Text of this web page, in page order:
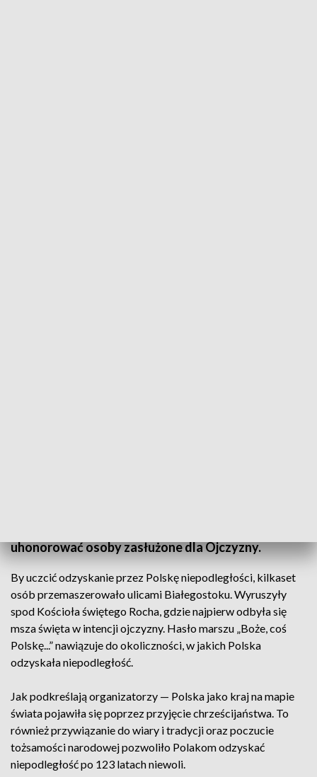
uhonorować osoby zasłużone dla Ojczyzny.
By uczcić odzyskanie przez Polskę niepodległości, kilkaset
osób przemaszerowało ulicami Białegostoku. Wyruszyły
spod Kościoła świętego Rocha, gdzie najpierw odbyła się
msza święta w intencji ojczyzny. Hasło marszu „Boże, coś
Polskę...” nawiązuje do okoliczności, w jakich Polska
odzyskała niepodległość.
Jak podkreślają organizatorzy — Polska jako kraj na mapie
świata pojawiła się poprzez przyjęcie chrześcijaństwa. To
również przywiązanie do wiary i tradycji oraz poczucie
tożsamości narodowej pozwoliło Polakom odzyskać
niepodległość po 123 latach niewoli.